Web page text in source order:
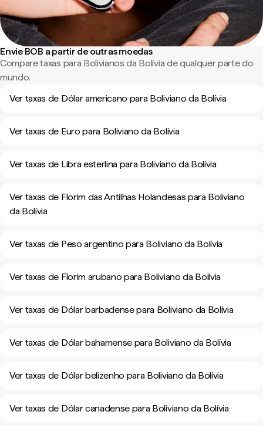
Envie BOB a partir de outras moedas
Compare taxas para Bolivianos da Bolívia de qualquer parte do
mundo.
Ver taxas de Dólar americano para Boliviano da Bolívia
Ver taxas de Euro para Boliviano da Bolívia
Ver taxas de Libra esterlina para Boliviano da Bolívia
Ver taxas de Florim das Antilhas Holandesas para Boliviano
da Bolívia
Ver taxas de Peso argentino para Boliviano da Bolívia
Ver taxas de Florim arubano para Boliviano da Bolívia
Ver taxas de Dólar barbadense para Boliviano da Bolívia
Ver taxas de Dólar bahamense para Boliviano da Bolívia
Ver taxas de Dólar belizenho para Boliviano da Bolívia
Ver taxas de Dólar canadense para Boliviano da Bolívia